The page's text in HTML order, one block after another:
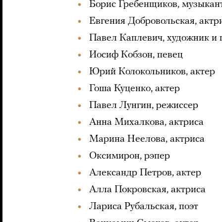
Борис Гребенщиков,
Евгения Добровольская,
Павел Каплевич, художник и
Иосиф Кобзон, певец
Юрий Колокольников, актер
Гоша Куценко, актер
Павел Лунгин, режиссер
Анна Михалкова, актриса
Марина Неелова, актриса
Оксимирон, рэпер
Александр Петров, актер
Алла Покровская, актриса
Лариса Рубальская, поэт